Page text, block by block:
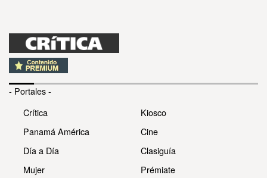
- Portales -
Crítica
Panamá América
Día a Día
Mujer
Kiosco
Cine
Clasiguía
Prémiate